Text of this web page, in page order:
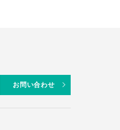
お問い合わせ